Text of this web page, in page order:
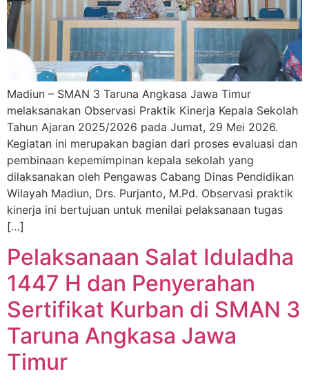
Madiun – SMAN 3 Taruna Angkasa Jawa Timur
melaksanakan Observasi Praktik Kinerja Kepala Sekolah
Tahun Ajaran 2025/2026 pada Jumat, 29 Mei 2026.
Kegiatan ini merupakan bagian dari proses evaluasi dan
pembinaan kepemimpinan kepala sekolah yang
dilaksanakan oleh Pengawas Cabang Dinas Pendidikan
Wilayah Madiun, Drs. Purjanto, M.Pd. Observasi praktik
kinerja ini bertujuan untuk menilai pelaksanaan tugas
[…]
Pelaksanaan Salat Iduladha
1447 H dan Penyerahan
Sertifikat Kurban di SMAN 3
Taruna Angkasa Jawa
Timur